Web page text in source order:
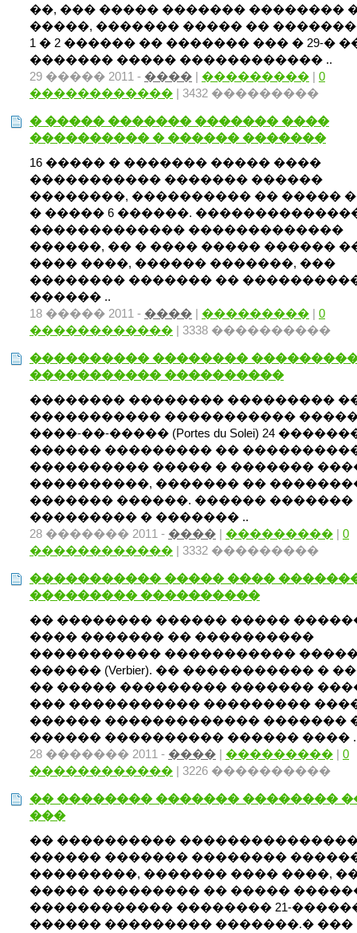
��, ��� ����� ������� ��������
�����, ������� ����� ��
1 � 2 ������ �� ������� ��� � 29-�
������� ����� ������������ ..
29 ����� 2011 - ���� | ��������� | 0
������������ | 3432 ���������
� ����� ������� ������� ����
���������� � ������ �������
16 ����� � ������� ����� ����
����������� ������� ������
��������, ���������� �� �����
� ����� 6 ������.
������������� �������������
������, �� � ���� ����� ������
���� ����, ������ �������, ���
�������� ������� ��
������ ..
18 ����� 2011 - ���� | ��������� | 0
������������ | 3338 ����������
���������� ��������
����������� ����������
�������� �������� ���������
����������� �����������
����-��-����� (Portes du Solei) 24
������ ��������� ��
���������� ����� � �������
����������, ������� ��
������� ������. ������ �������
��������� � ������� ..
28 ������� 2011 - ���� | ��������� | 0
������������ | 3332 ���������
����������� ����� ����
��������� ����������
�� �������� ������ ����� ������
���� ������� �� ����������
����������� �����������
������ (Verbier). �� ����������� �
�� ����� ��������� �������
��� ����������� ���������
������ ������������� �������
������ ���������� ������ ����
28 ������� 2011 - ���� | ��������� | 0
������������ | 3226 ����������
�� �������� ������� ��������
���
�� ����������
������ ������� ��������
���������, ������� ���� ����,
����� ��������� �� �����
������������ �������� 21-
������ ��������� �������.� ���